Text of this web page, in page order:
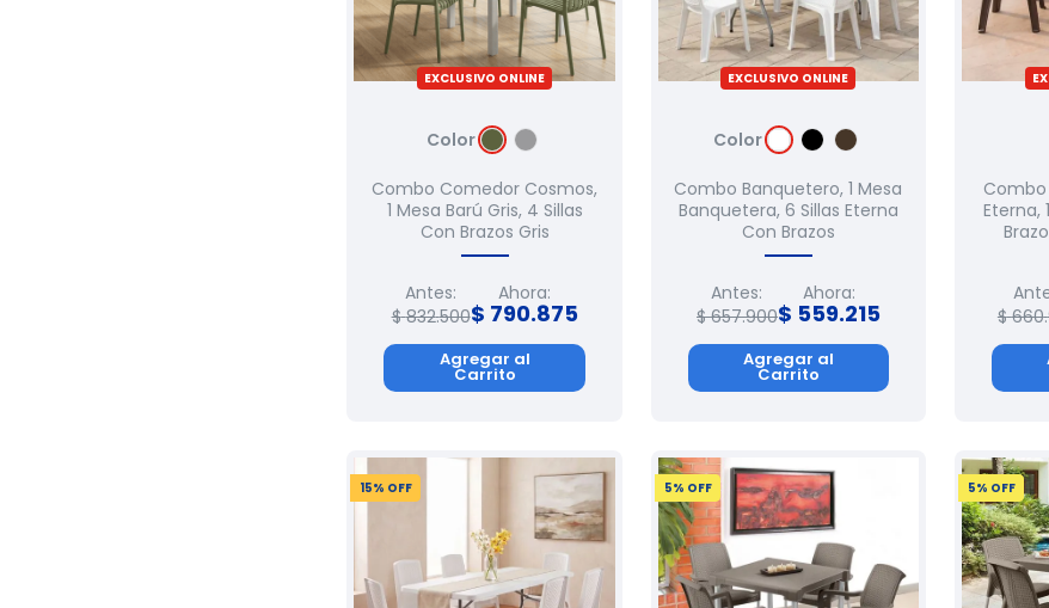
EXCLUSIVO ONLINE
Color
Combo Comedor Cosmos,
1 Mesa Barú Gris, 4 Sillas
Con Brazos Gris
Antes:
$ 832.500
Ahora:
$ 790.875
Agregar al
Carrito
EXCLUSIVO ONLINE
Color
Combo Banquetero, 1 Mesa
Banquetera, 6 Sillas Eterna
Con Brazos
Antes:
$ 657.900
Ahora:
$ 559.215
Agregar al
Carrito
Eterna,
$ 660.
15% OFF 5% OFF 5% OFF